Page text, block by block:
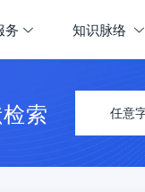
务 知识脉络
索 任意